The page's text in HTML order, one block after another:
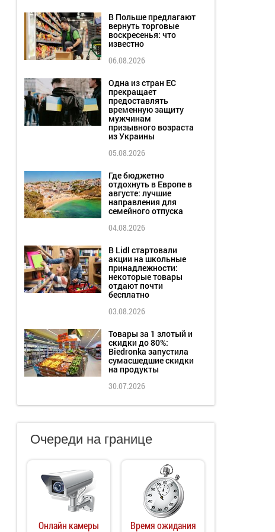
В Польше предлагают
вернуть торговые
воскресенья: что
известно
06.08.2026
Одна из стран ЕС
прекращает
предоставлять
временную защиту
мужчинам
призывного возраста
из Украины
05.08.2026
Где бюджетно
отдохнуть в Европе в
августе: лучшие
направления для
семейного отпуска
04.08.2026
В Lidl стартовали
акции на школьные
принадлежности:
некоторые товары
отдают почти
бесплатно
03.08.2026
Товары за 1 злотый и
скидки до 80%:
Biedronka запустила
сумасшедшие скидки
на продукты
30.07.2026
Очереди на границе
Онлайн камеры Время ожидания